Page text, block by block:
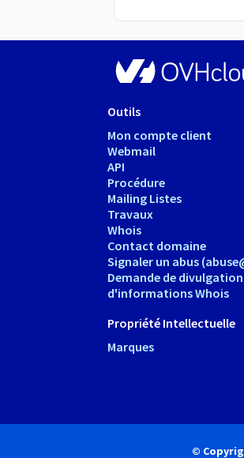
Outils
Mon compte client
Webmail
API
Procédure
Mailing Listes
Travaux
Whois
Contact domaine
Signaler un abus
Demande de divulgation
d'informations Whois
Propriété Intellectuelle
Marques
©